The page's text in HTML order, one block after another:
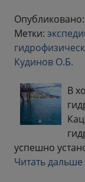
Метки:
Кудинов О.Б.
В
успешно
Читать дальше